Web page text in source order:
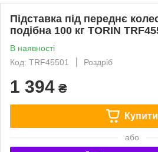
Підставка під переднє
подібна 100 кг TORIN
В наявності
Код: TRF45501
Роздріб
1 394 ₴
Купити
або